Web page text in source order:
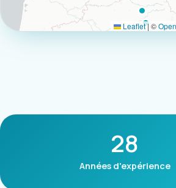
Leaflet| ©
28
Années d'expérience